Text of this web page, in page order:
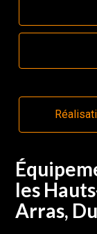
les
Arras,